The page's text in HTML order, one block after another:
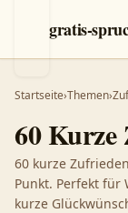
gratis-
Startseite›Themen›
60 Kurze
60 kurze
Punkt. Perfekt für
kurze